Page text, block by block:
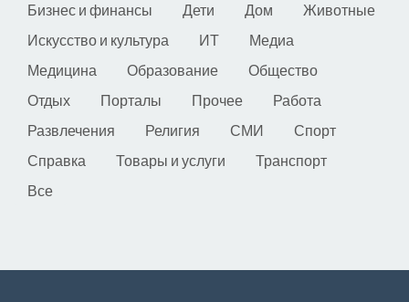
Бизнес и финансы Дети Дом
Животные
Искусство и культура
ИТ
Медиа
Медицина
Образование
Общество
Отдых
Порталы Прочее
Работа
Развлечения
Религия СМИ
Спорт
Справка
Товары и услуги
Транспорт
Все